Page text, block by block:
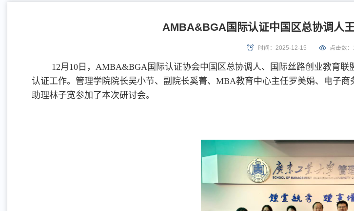
AMBA&BGA国际认证中国区总协调人
时间：2025-12-15 点击数：
12月10日，AMBA&BGA国际认证协会中国区总协调人、国际丝路创业教育
认证工作。管理学院院长吴小节、副院长奚菁、MBA教育中心主任罗美娟、电子
助理林子宽参加了本次研讨会。